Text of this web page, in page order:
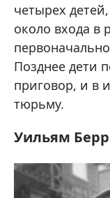
четырех
около входа в
Позднее дети
приговор, и в
тюрьму.
Уильям